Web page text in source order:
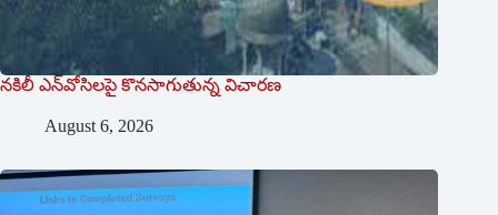
నకిలీ ఎన్‌వోసిలపై కొనసాగుతున్న విచారణ
August 6, 2026